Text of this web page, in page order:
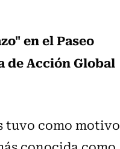
en el Paseo
de Acción Global
tuvo como motivo